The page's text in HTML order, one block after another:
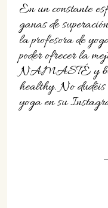
En un constante
ganas de
la profesora de
poder ofrecer la
NAMASTÉ y
healthy. No dudéis
yoga en su